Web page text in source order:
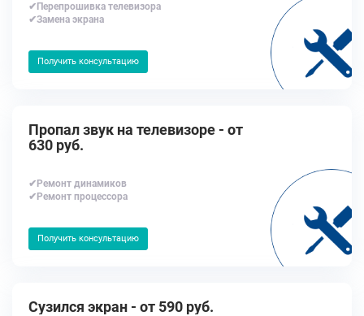
✔Перепрошивка телевизора
✔Замена экрана
Получить консультацию
Пропал звук на телевизоре - от
630 руб.
✔Ремонт динамиков
✔Ремонт процессора
Получить консультацию
Cузился экран - от 590 руб.